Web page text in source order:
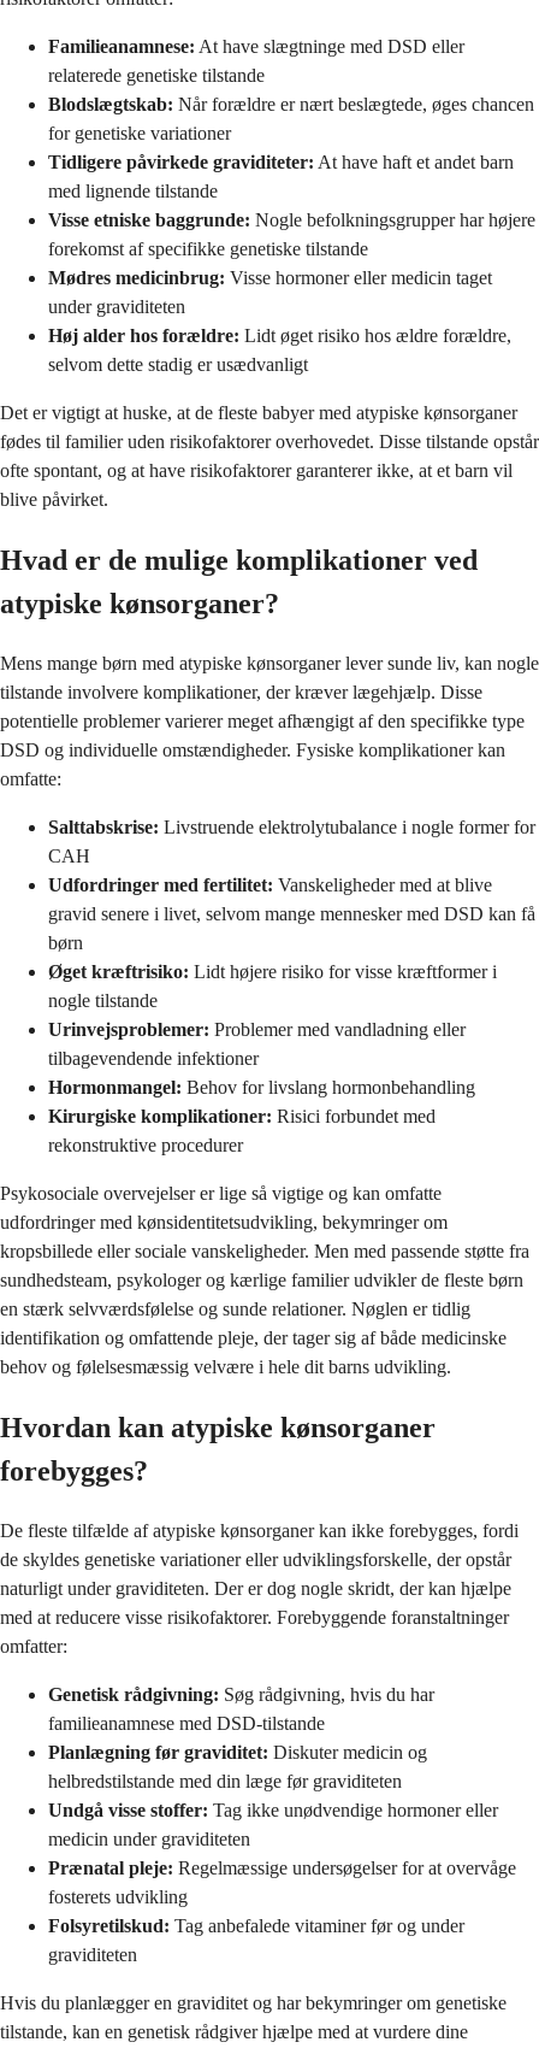
Familieanamnese: At have slægtninge med DSD eller
relaterede genetiske tilstande
Blodslægtskab: Når forældre er nært beslægtede, øges chancen
for genetiske variationer
Tidligere påvirkede graviditeter: At have haft et andet barn
med lignende tilstande
Visse etniske baggrunde: Nogle befolkningsgrupper har højere
forekomst af specifikke genetiske tilstande
Mødres medicinbrug: Visse hormoner eller medicin taget
under graviditeten
Høj alder hos forældre: Lidt øget risiko hos ældre forældre,
selvom dette stadig er usædvanligt
Det er vigtigt at huske, at de fleste babyer med atypiske kønsorganer
fødes til familier uden risikofaktorer overhovedet. Disse tilstande opstår
ofte spontant, og at have risikofaktorer garanterer ikke, at et barn vil
blive påvirket.
Hvad er de mulige komplikationer ved
atypiske kønsorganer?
Mens mange børn med atypiske kønsorganer lever sunde liv, kan nogle
tilstande involvere komplikationer, der kræver lægehjælp. Disse
potentielle problemer varierer meget afhængigt af den specifikke type
DSD og individuelle omstændigheder. Fysiske komplikationer kan
omfatte:
Salttabskrise: Livstruende elektrolytubalance i nogle former for
CAH
Udfordringer med fertilitet: Vanskeligheder med at blive
gravid senere i livet, selvom mange mennesker med DSD kan få
børn
Øget kræftrisiko: Lidt højere risiko for visse kræftformer i
nogle tilstande
Urinvejsproblemer: Problemer med vandladning eller
tilbagevendende infektioner
Hormonmangel: Behov for livslang hormonbehandling
Kirurgiske komplikationer: Risici forbundet med
rekonstruktive procedurer
Psykosociale overvejelser er lige så vigtige og kan omfatte
udfordringer med kønsidentitetsudvikling, bekymringer om
kropsbillede eller sociale vanskeligheder. Men med passende støtte fra
sundhedsteam, psykologer og kærlige familier udvikler de fleste børn
en stærk selvværdsfølelse og sunde relationer. Nøglen er tidlig
identifikation og omfattende pleje, der tager sig af både medicinske
behov og følelsesmæssig velvære i hele dit barns udvikling.
Hvordan kan atypiske kønsorganer
forebygges?
De fleste tilfælde af atypiske kønsorganer kan ikke forebygges, fordi
de skyldes genetiske variationer eller udviklingsforskelle, der opstår
naturligt under graviditeten. Der er dog nogle skridt, der kan hjælpe
med at reducere visse risikofaktorer. Forebyggende foranstaltninger
omfatter:
Genetisk rådgivning: Søg rådgivning, hvis du har
familieanamnese med DSD-tilstande
Planlægning før graviditet: Diskuter medicin og
helbredstilstande med din læge før graviditeten
Undgå visse stoffer: Tag ikke unødvendige hormoner eller
medicin under graviditeten
Prænatal pleje: Regelmæssige undersøgelser for at overvåge
fosterets udvikling
Folsyretilskud: Tag anbefalede vitaminer før og under
graviditeten
Hvis du planlægger en graviditet og har bekymringer om genetiske
tilstande, kan en genetisk rådgiver hjælpe med at vurdere dine